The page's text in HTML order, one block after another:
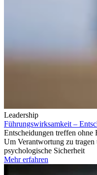
Leadership
Führungswirksamkeit –
Entscheidungen treffen ohne
Um Verantwortung zu tragen
psychologische Sicherheit
Mehr erfahren